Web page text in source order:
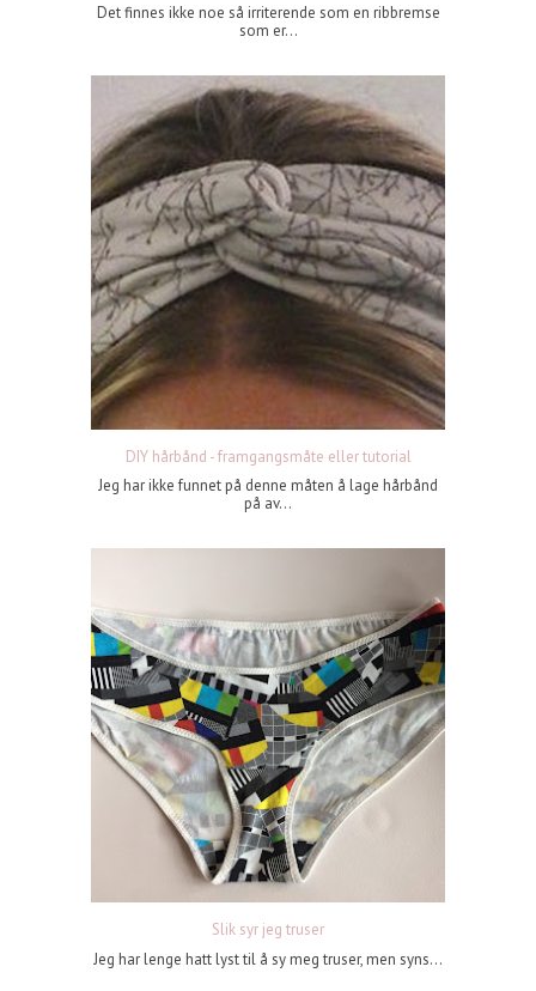
Det finnes ikke noe så irriterende som en ribbremse
som er...
DIY hårbånd - framgangsmåte eller tutorial
Jeg har ikke funnet på denne måten å lage hårbånd
på av...
Slik syr jeg truser
Jeg har lenge hatt lyst til å sy meg truser, men syns...